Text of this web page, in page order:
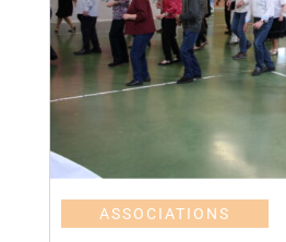
ASSOCIATIONS